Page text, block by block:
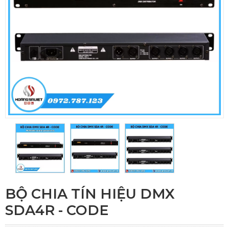
BỘ CHIA TÍN HIỆU DMX
SDA4R - CODE